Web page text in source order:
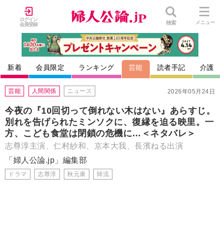
ログイン
会員登録
検索 メニュー
新着 会員限定 ランキング 芸能 読者手記 介護
2026年05月24日
芸能 人間関係 ニュース
今夜の『10回切って倒れない木はない』あらすじ。
別れを告げられたミンソクに、復縁を迫る映里。一
方、こども食堂は閉鎖の危機に…＜ネタバレ＞
志尊淳主演、仁村紗和、京本大我、長濱ねる出演
「婦人公論.jp」編集部
ドラマ 志尊淳 秋元康 韓流